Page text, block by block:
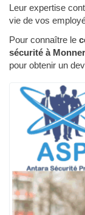
Leur expertise
vie de vos
Pour connaître le
sécurité à
pour obtenir un